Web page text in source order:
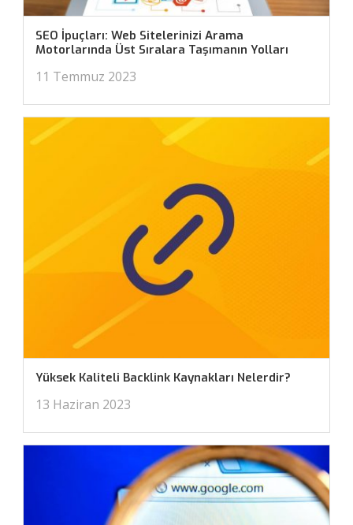
SEO İpuçları: Web Sitelerinizi Arama
Motorlarında Üst Sıralara Taşımanın Yolları
11 Temmuz 2023
Yüksek Kaliteli Backlink Kaynakları Nelerdir?
13 Haziran 2023